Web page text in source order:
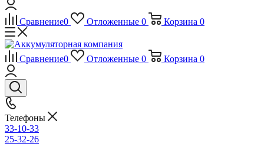
Сравнение0 Отложенные 0 Корзина 0
Сравнение0 Отложенные 0 Корзина 0
Телефоны
33-10-33
25-32-26